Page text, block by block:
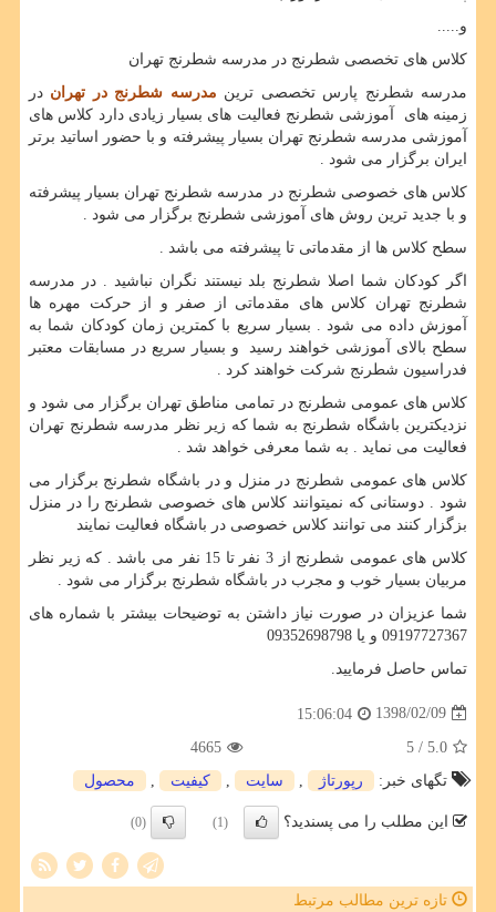
و.....
کلاس های تخصصی شطرنج در مدرسه شطرنج تهران
مدرسه شطرنج پارس تخصصی ترین مدرسه شطرنج در تهران در
زمینه های آموزشی شطرنج فعالیت های بسیار زیادی دارد کلاس های
آموزشی مدرسه شطرنج تهران بسیار پیشرفته و با حضور اساتید برتر
ایران برگزار می شود .
کلاس های خصوصی شطرنج در مدرسه شطرنج تهران بسیار پیشرفته
و با جدید ترین روش های آموزشی شطرنج برگزار می شود .
سطح کلاس ها از مقدماتی تا پیشرفته می باشد .
اگر کودکان شما اصلا شطرنج بلد نیستند نگران نباشید . در مدرسه
شطرنج تهران کلاس های مقدماتی از صفر و از حرکت مهره ها
آموزش داده می شود . بسیار سریع با کمترین زمان کودکان شما به
سطح بالای آموزشی خواهند رسید و بسیار سریع در مسابقات معتبر
فدراسیون شطرنج شرکت خواهند کرد .
کلاس های عمومی شطرنج در تمامی مناطق تهران برگزار می شود و
نزدیکترین باشگاه شطرنج به شما که زیر نظر مدرسه شطرنج تهران
فعالیت می نماید . به شما معرفی خواهد شد .
کلاس های عمومی شطرنج در منزل و در باشگاه شطرنج برگزار می
شود . دوستانی که نمیتوانند کلاس های خصوصی شطرنج را در منزل
بزگزار کنند می توانند کلاس خصوصی در باشگاه فعالیت نمایند
کلاس های عمومی شطرنج از 3 نفر تا 15 نفر می باشد . که زیر نظر
مربیان بسیار خوب و مجرب در باشگاه شطرنج برگزار می شود .
شما عزیزان در صورت نیاز داشتن به توضیحات بیشتر با شماره های
09197727367 و یا 09352698798
تماس حاصل فرمایید.
1398/02/09
15:06:04
5.0
/ 5
4665
تگهای خبر:
رپورتاژ سایت كیفیت محصول
این مطلب را می پسندید؟ (1)
(0)
تازه ترین مطالب مرتبط